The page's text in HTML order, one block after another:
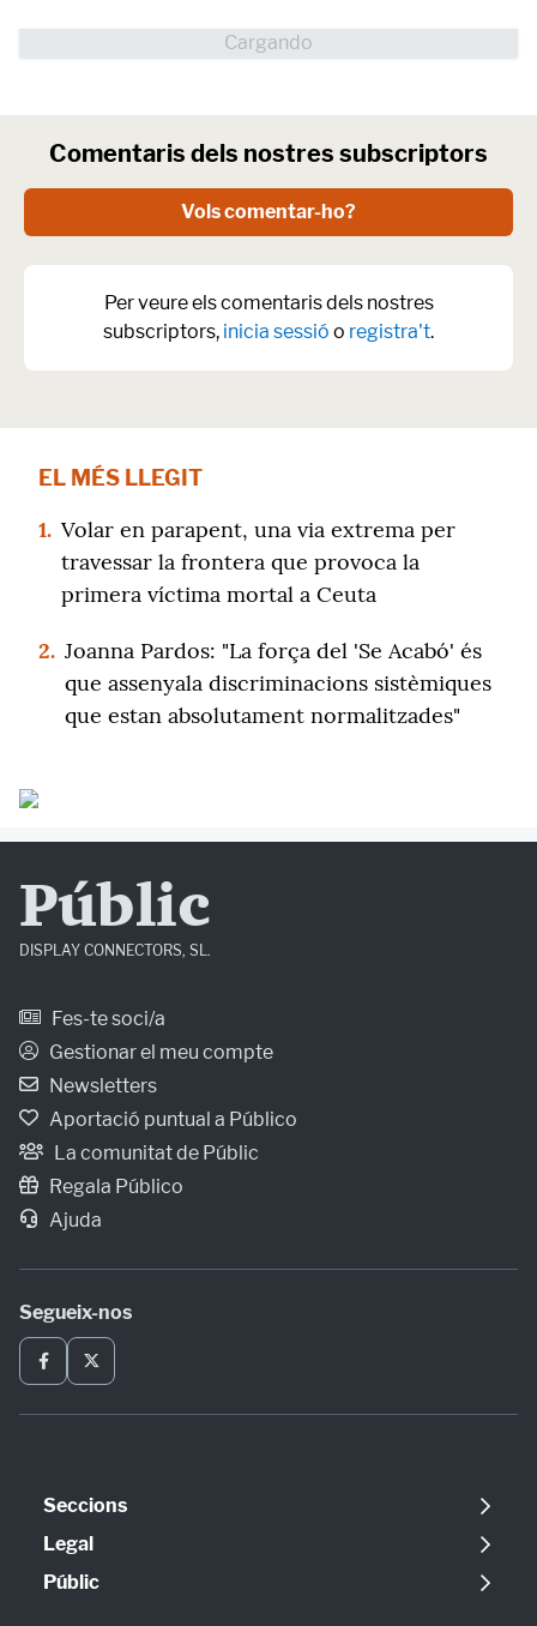
Comentaris dels nostres subscriptors
Vols comentar-ho?
Per veure els comentaris dels nostres
subscriptors, inicia sessió o registra't.
EL MÉS LLEGIT
1. Volar en parapent, una via extrema per
travessar la frontera que provoca la
primera víctima mortal a Ceuta
2. Joanna Pardos: "La força del 'Se Acabó' és
que assenyala discriminacions sistèmiques
que estan absolutament normalitzades"
Públic
DISPLAY CONNECTORS, SL.
Fes-te soci/a
Gestionar el meu compte
Newsletters
Aportació puntual a Público
La comunitat de Públic
Regala Público
Ajuda
Segueix-nos
Seccions
Política
Opinió
Legal
Avís legal
Públic